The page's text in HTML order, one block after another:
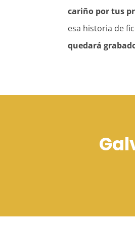
cariño por tus
esa historia de
quedará